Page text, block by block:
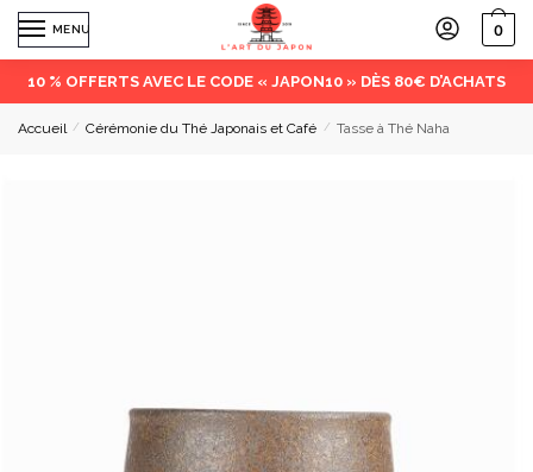
MENU 0
10 % OFFERTS AVEC LE CODE « JAPON10 » DÈS 80€ D’ACHATS
Accueil / Cérémonie du Thé Japonais et Café / Tasse à Thé Naha